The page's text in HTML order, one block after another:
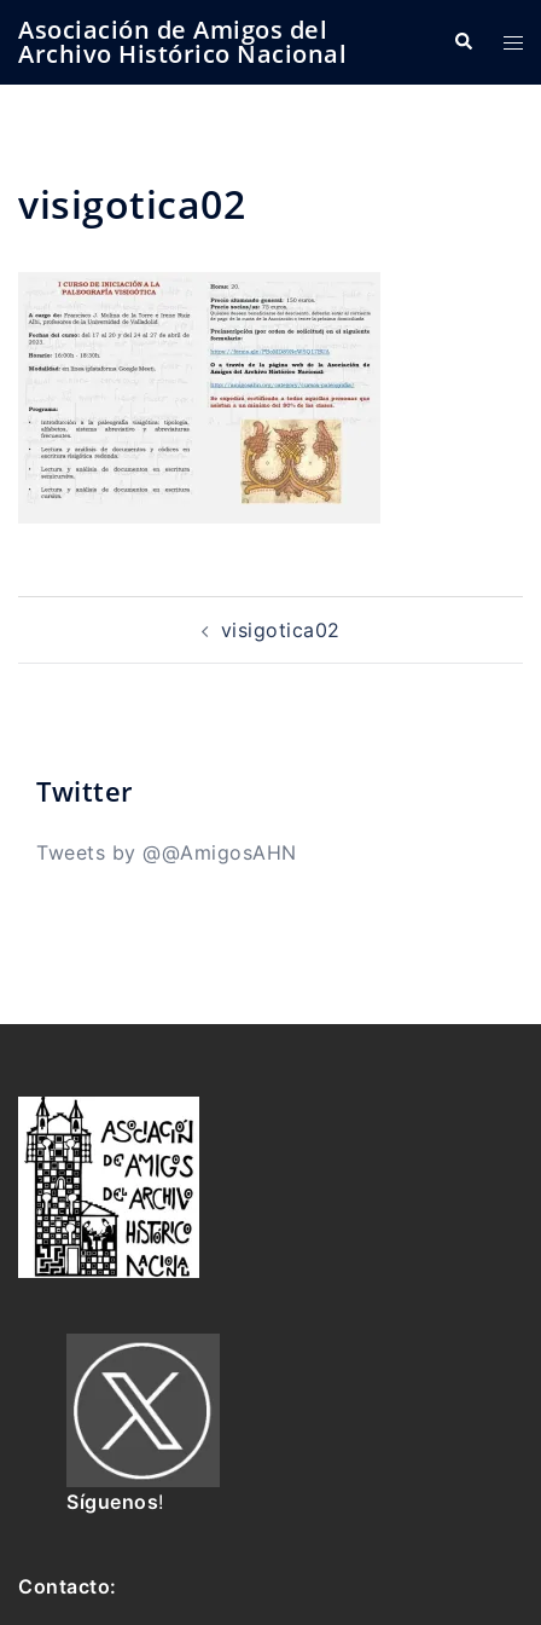
Asociación de Amigos del
Archivo Histórico Nacional Buscar
visigotica02
Navegación
entradas
visigotica02
Twitter
Tweets by @@AmigosAHN
Síguenos!
Contacto: